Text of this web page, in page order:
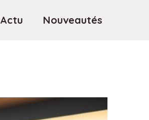
Actu Nouveautés